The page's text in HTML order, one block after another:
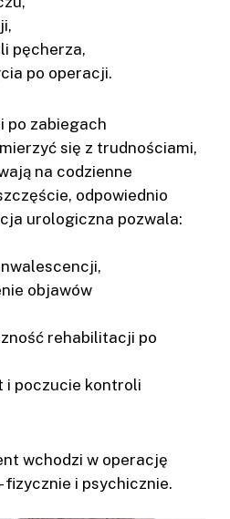
pęcherza,
po operacji.
po zabiegach
się z trudnościami,
na codzienne
odpowiednio
urologiczna pozwala:
objawów
rehabilitacji po
i poczucie kontroli
wchodzi w operację
fizycznie i psychicznie.